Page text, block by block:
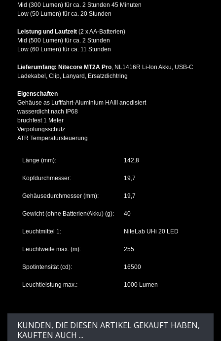
Mid (300 Lumen) für ca. 2 Stunden 45 Minuten
Low (50 Lumen) für ca. 20 Stunden
Leistung und Laufzeit (2 x AA-Batterien)
Mid (500 Lumen) für ca. 2 Stunden
Low (60 Lumen) für ca. 11 Stunden
Lieferumfang: Nitecore MT2A Pro , NL1416R Li-Ion Akku, USB-C
Ladekabel, Clip, Lanyard, Ersatzdichtring
Eigenschaften
Gehäuse as Luftfahrt-Aluminium HAIII anodisiert
wasserdicht nach IP68
bruchfest 1 Meter
Verpolungsschutz
ATR Temperatursteuerung
Länge (mm): 142,8
Kopfdurchmesser: 19,7
Gehäusedurchmesser (mm): 19,7
Gewicht (ohne Batterien/Akku) (g): 40
Leuchtmittel 1: NiteLab UHi 20 LED
Leuchtweite max. (m): 255
Spotintensität (cd): 16500
Leuchtleistung max.: 1000 Lumen
KUNDEN, DIE DIESEN ARTIKEL GEKAUFT HABEN,
KAUFTEN AUCH ...